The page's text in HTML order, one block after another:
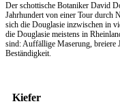
Der schottische Botaniker David
Jahrhundert von einer Tour durch
sich die Douglasie inzwischen in
die Douglasie meistens in
sind: Auffällige Maserung, breiere
Beständigkeit.
Kiefer